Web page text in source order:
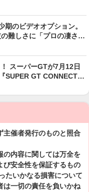
のビデオオプション。
難しさに「プロの凄さを
スーパーGTが7月12日
SUPER GT CONNECT
主催者発行のものと照合
の内容に関しては万全を
び安全性を保証するもの
たいかなる損害について
は一切の責任を負いかね